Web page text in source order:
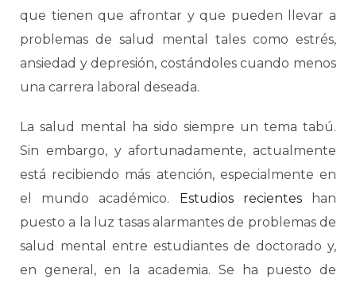
que tienen que afrontar y que pueden llevar a
problemas de salud mental tales como estrés,
ansiedad y depresión, costándoles cuando menos
una carrera laboral deseada.
La salud mental ha sido siempre un tema tabú.
Sin embargo, y afortunadamente, actualmente
está recibiendo más atención, especialmente en
el mundo académico. Estudios recienteshan
puesto a la luz tasas alarmantes de problemas de
salud mental entre estudiantes de doctorado y,
en general, en la academia. Se ha puesto de